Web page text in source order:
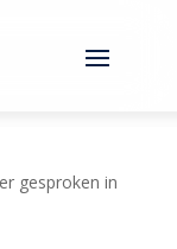
gesproken in